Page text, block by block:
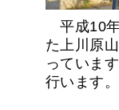
平成10
た上川原
っていま
行います。